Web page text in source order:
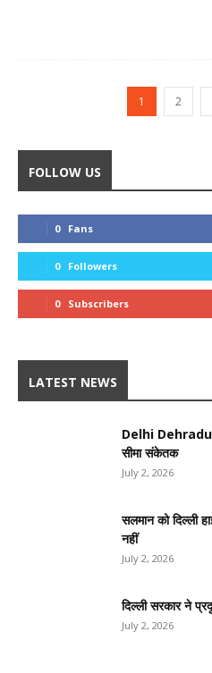
1 2
FOLLOW US
0 Fans
0 Followers
0 Subscribers
LATEST NEWS
Delhi
सीमा संकेतक
July 2, 2026
सलमान को दिल्ली
नहीं
July 2, 2026
दिल्ली सरकार ने
July 2, 2026